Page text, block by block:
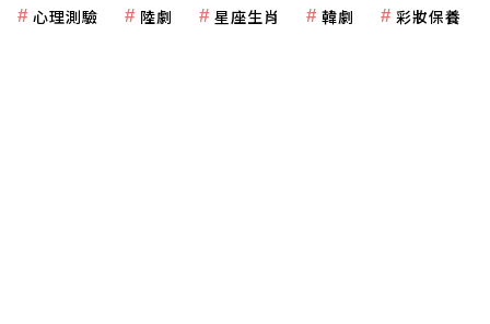
心理測驗 陸劇 星座生肖 韓劇 彩妝保養